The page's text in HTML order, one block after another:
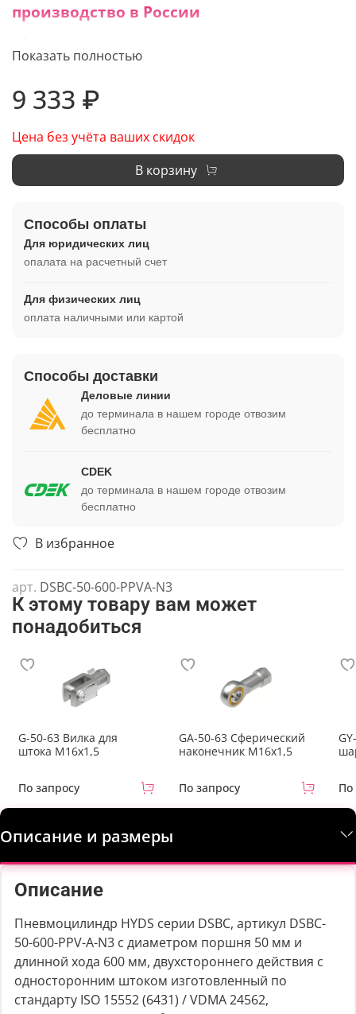
В избранное
арт. DSBC-50-600-PPVA-N3
производство в России
Средний срок изготовления:
Показать полностью
9 333 ₽
Цена без учёта ваших скидок
В корзину
Способы оплаты
Для юридических лиц
опалата на расчетный счет
Для физических лиц
оплата наличными или картой
Способы доставки
Деловые линии
до терминала в нашем городе отвозим
бесплатно
CDEK
до терминала в нашем городе отвозим
бесплатно
К этому товару вам может
понадобиться
G-50-63 Вилка для
штока M16x1,5
По запросу
GA-50-63 Сферический
наконечник M16x1,5
По запросу По
Описание и размеры
Описание
Пневмоцилиндр HYDS серии DSBC, артикул DSBC-
50-600-PPV-A-N3 с диаметром поршня 50 мм и
длинной хода 600 мм, двухстороннего действия с
односторонним штоком изготовленный по
стандарту ISO 15552 (6431) / VDMA 24562,